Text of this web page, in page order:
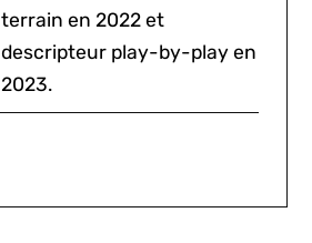
terrain en 2022 et
descripteur play-by-play en
2023.